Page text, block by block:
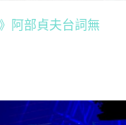
阿部貞夫台詞無